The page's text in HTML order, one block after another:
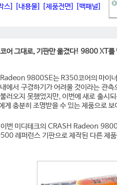
스] [내용물] [제품전면] [백패널]
어 그대로, 기판만 옮겼다! 9800 XT
9800SE는 R350코어의 마이
에서 구경하기가 어려울 것이라는 관
러오지 못했었지만, 이번에 새로 출시
게 충분히 조명받을 수 있는 제품으로 보
번 미디테크의 CRASH Radeon
레퍼런스 기판으로 제작된 다른 제